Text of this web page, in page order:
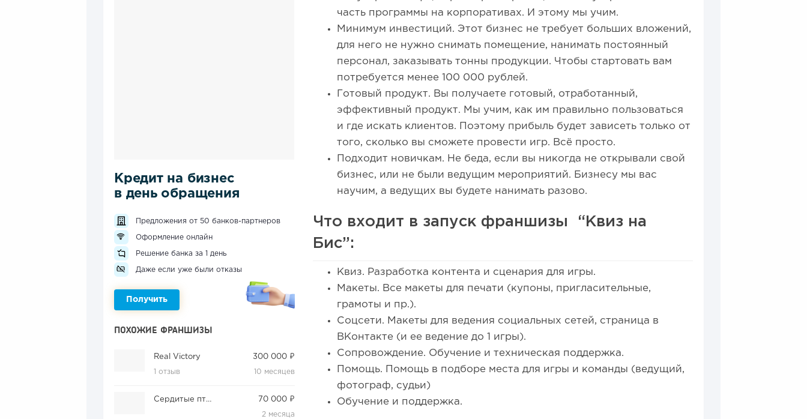
Кредит на бизнес
в день обращения
Предложения от 50 банков-партнеров
Оформление онлайн
Решение банка за 1 день
Даже если уже были отказы
Получить
ПОХОЖИЕ ФРАНШИЗЫ
Real Victory
1 отзыв
300 000 ₽
10 месяцев
Сердитые птицы 70 000 ₽
2 месяца
часть программы на корпоративах. И этому мы учим.
Минимум инвестиций. Этот бизнес не требует больших вложений,
для него не нужно снимать помещение, нанимать постоянный
персонал, заказывать тонны продукции. Чтобы стартовать вам
потребуется менее 100 000 рублей.
Готовый продукт. Вы получаете готовый, отработанный,
эффективный продукт. Мы учим, как им правильно пользоваться
и где искать клиентов. Поэтому прибыль будет зависеть только от
того, сколько вы сможете провести игр. Всё просто.
Подходит новичкам. Не беда, если вы никогда не открывали свой
бизнес, или не были ведущим мероприятий. Бизнесу мы вас
научим, а ведущих вы будете нанимать разово.
Что входит в запуск франшизы “Квиз на
Бис”:
Квиз. Разработка контента и сценария для игры.
Макеты. Все макеты для печати (купоны, пригласительные,
грамоты и пр.).
Соцсети. Макеты для ведения социальных сетей, страница в
ВКонтакте (и ее ведение до 1 игры).
Сопровождение. Обучение и техническая поддержка.
Помощь. Помощь в подборе места для игры и команды (ведущий,
фотограф, судьи)
Обучение и поддержка.